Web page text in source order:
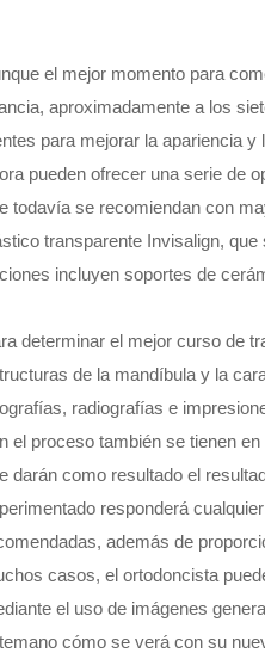
el mejor momento para
aproximadamente a los
para mejorar la apariencia
pueden ofrecer una serie de
todavía se recomiendan con
transparente Invisalign,
incluyen soportes de
determinar el mejor curso de
de la mandíbula y la
radiografías e
el proceso también se tienen
darán como resultado el
responderá
además de
casos, el ortodoncista
el uso de imágenes
cómo se verá con su